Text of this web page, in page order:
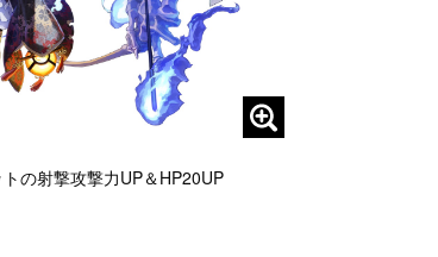
の射撃攻撃力UP＆HP20UP